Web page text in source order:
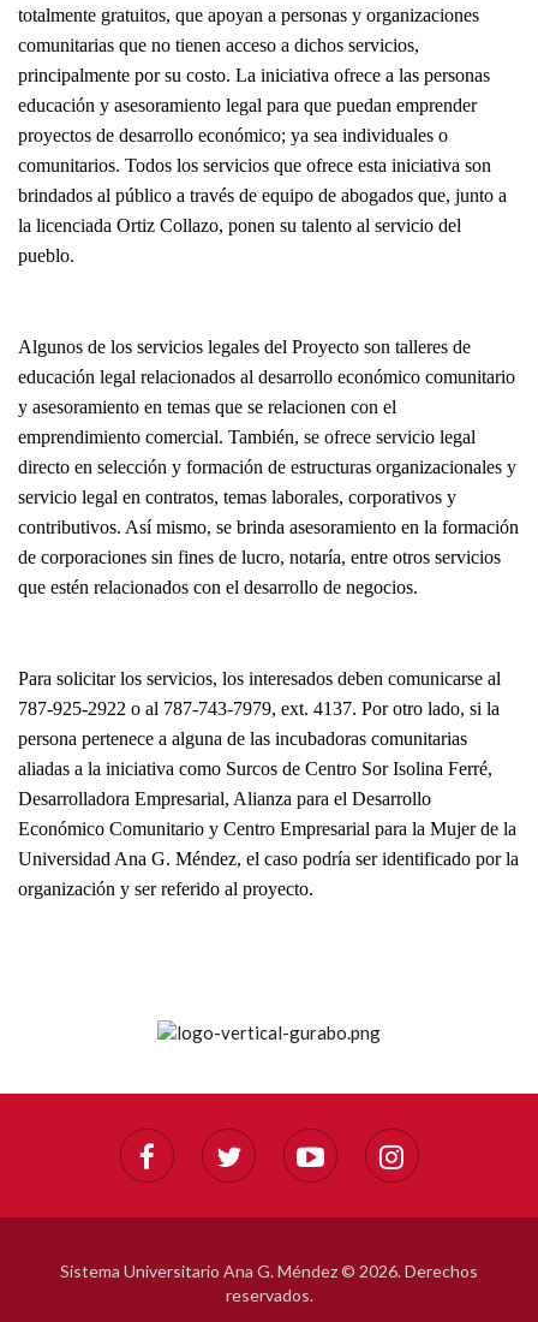
totalmente gratuitos, que apoyan a personas y organizaciones
comunitarias que no tienen acceso a dichos servicios,
principalmente por su costo. La iniciativa ofrece a las personas
educación y asesoramiento legal para que puedan emprender
proyectos de desarrollo económico; ya sea individuales o
comunitarios. Todos los servicios que ofrece esta iniciativa son
brindados al público a través de equipo de abogados que, junto a
la licenciada Ortiz Collazo, ponen su talento al servicio del
pueblo.
Algunos de los servicios legales del Proyecto son talleres de
educación legal relacionados al desarrollo económico comunitario
y asesoramiento en temas que se relacionen con el
emprendimiento comercial. También, se ofrece servicio legal
directo en selección y formación de estructuras organizacionales y
servicio legal en contratos, temas laborales, corporativos y
contributivos. Así mismo, se brinda asesoramiento en la formación
de corporaciones sin fines de lucro, notaría, entre otros servicios
que estén relacionados con el desarrollo de negocios.
Para solicitar los servicios, los interesados deben comunicarse al
787-925-2922 o al 787-743-7979, ext. 4137. Por otro lado, si la
persona pertenece a alguna de las incubadoras comunitarias
aliadas a la iniciativa como Surcos de Centro Sor Isolina Ferré,
Desarrolladora Empresarial, Alianza para el Desarrollo
Económico Comunitario y Centro Empresarial para la Mujer de la
Universidad Ana G. Méndez, el caso podría ser identificado por la
organización y ser referido al proyecto.
Sistema Universitario Ana G. Méndez © 2026. Derechos
reservados.